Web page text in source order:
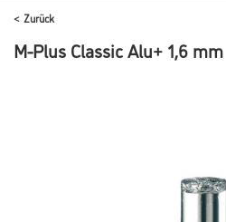
Zurück
M-Plus Classic Alu+ 1,6 mm